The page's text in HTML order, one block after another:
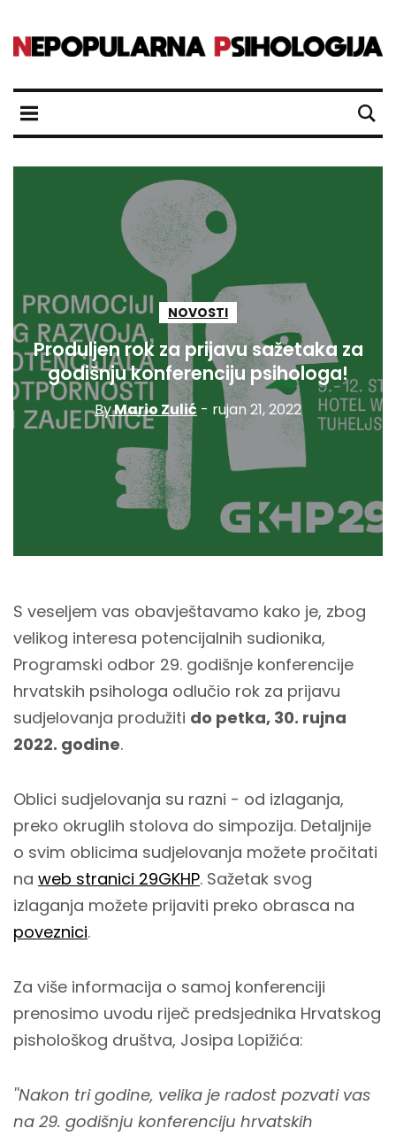
NOVOSTI
Produljen rok za prijavu sažetaka za
godišnju konferenciju psihologa!
ByMario Zulić - rujan 21, 2022
S veseljem vas obavještavamo kako je, zbog
velikog interesa potencijalnih sudionika,
Programski odbor 29. godišnje konferencije
hrvatskih psihologa odlučio rok za prijavu
sudjelovanja produžiti do petka, 30. rujna
2022. godine.
Oblici sudjelovanja su razni - od izlaganja,
preko okruglih stolova do simpozija. Detaljnije
o svim oblicima sudjelovanja možete pročitati
na web stranici 29GKHP. Sažetak svog
izlaganja možete prijaviti preko obrasca na
poveznici.
Za više informacija o samoj konferenciji
prenosimo uvodu riječ predsjednika Hrvatskog
pishološkog društva, Josipa Lopižića:
''Nakon tri godine, velika je radost pozvati vas
na 29. godišnju konferenciju hrvatskih